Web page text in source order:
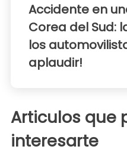
Accidente en
Corea del Sud:
los
aplaudir!
Articulos que
interesarte